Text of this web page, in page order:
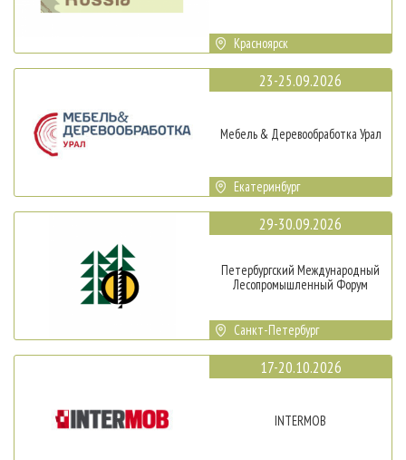
Красноярск
23-25.09.2026
Мебель & Деревообработка Урал
Екатеринбург
29-30.09.2026
Петербургский Международный
Лесопромышленный Форум
Санкт-Петербург
17-20.10.2026
INTERMOB